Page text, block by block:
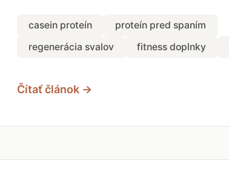
casein proteín
proteín pred spaním
regenerácia svalov
fitness doplnky
Čítať článok →